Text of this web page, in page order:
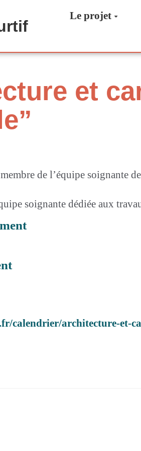
Le projet
et
de l’équipe soignante
soignante dédiée aux
calendrier/architecture-et-